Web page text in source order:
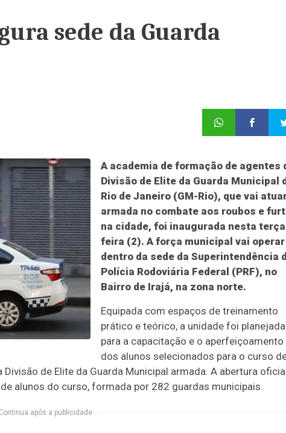
sede da Guarda
A academia de formação de agentes
Divisão de Elite da Guarda Municipal
Rio de Janeiro (GM-Rio), que vai
armada no combate aos roubos e
na cidade, foi inaugurada nesta
feira (2). A força municipal vai operar
dentro da sede da Superintendência
Polícia Rodoviária Federal (PRF), no
Bairro de Irajá, na zona norte.
Equipada com espaços de treinamento
prático e teórico, a unidade foi planejada
para a capacitação e o aperfeiçoamento
dos alunos selecionados para o curso
de Elite da Guarda Municipal armada. A abertura
alunos do curso, formada por 282 guardas municipais.
após a publicidade